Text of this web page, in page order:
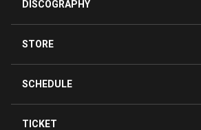
DISCOGRAPHY
STORE
SCHEDULE
TICKET